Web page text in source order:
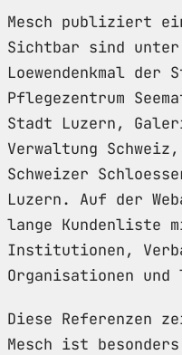
Mesch publiziert
Sichtbar sind unter
Loewendenkmal der
Pflegezentrum
Stadt Luzern,
Verwaltung
Schweizer
Luzern. Auf der
lange Kundenliste
Institutionen,
Organisationen
Diese Referenzen
Mesch ist